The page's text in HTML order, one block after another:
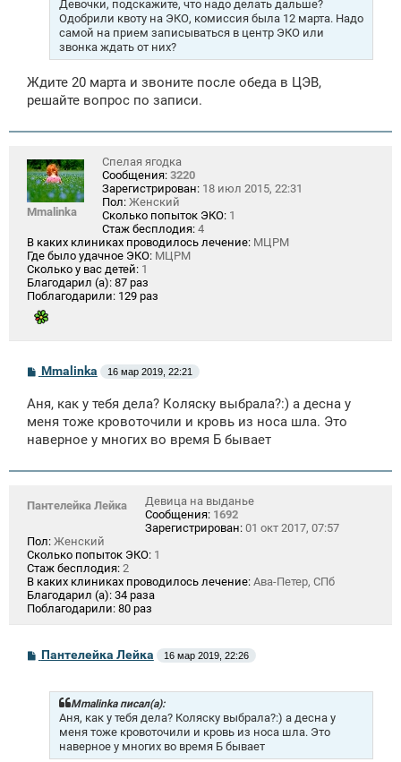
Девочки, подскажите, что надо делать дальше?
Одобрили квоту на ЭКО, комиссия была 12 марта. Надо
самой на прием записываться в центр ЭКО или
звонка ждать от них?
Ждите 20 марта и звоните после обеда в ЦЭВ,
решайте вопрос по записи.
Mmalinka
Спелая ягодка
Сообщения: 3220
Зарегистрирован: 18 июл 2015, 22:31
Пол: Женский
Сколько попыток ЭКО: 1
Стаж бесплодия: 4
В каких клиниках проводилось лечение: МЦРМ
Где было удачное ЭКО: МЦРМ
Сколько у вас детей: 1
Благодарил (а): 87 раз
Поблагодарили: 129 раз
С
о
б
щ
н
е
Mmalinka 16 мар 2019, 22:21
Аня, как у тебя дела? Коляску выбрала?:) а десна у
меня тоже кровоточили и кровь из носа шла. Это
наверное у многих во время Б бывает
Пантелейка Лейка
Девица на выданье
Сообщения: 1692
Зарегистрирован: 01 окт 2017, 07:57
Пол: Женский
Сколько попыток ЭКО: 1
Стаж бесплодия: 2
В каких клиниках проводилось лечение: Ава-Петер, СПб
Благодарил (а): 34 раза
Поблагодарили: 80 раз
С
о
Пантелейка Лейка 16 мар 2019, 22:26
Mmalinka писал(а):
Аня, как у тебя дела? Коляску выбрала?:) а десна у
меня тоже кровоточили и кровь из носа шла. Это
наверное у многих во время Б бывает